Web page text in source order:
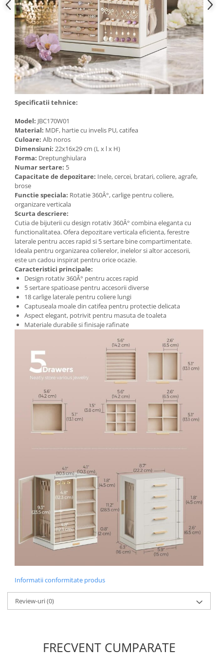
Cosuri de gunoi
Suporturi si accesorii de bucatarie
Living & hol
Comode
Mese cafea si decorative
Rafturi si biblioteci
Tabureti si fotolii
Mobila hol
Cuiere
Pantofare
Decoratiuni
Plante artificiale
Riflaje
Suporturi flori si ghivece
Pet Shop
Culcusuri pentru animale
Custi, cotete si tarcuri
Electronice & Iluminat
Iluminat
Radio cu ceas & portabile
Mobila dormitor
Dulapuri dormitor
Mese toaleta si oglinzi
Noptiere
Birouri
Scaune birou
Fotolii pentru copii
Specificatii tehnice:
Model: JBC170W01
Material: MDF, hartie cu invelis PU, catifea
Culoare: Alb noros
Dimensiuni: 22x16x29 cm (L x l x H)
Forma: Dreptunghiulara
Numar sertare: 5
Capacitate de depozitare: Inele, cercei, bratari, coliere, agrafe,
brose
Functie speciala: Rotatie 360Â°, carlige pentru coliere,
organizare verticala
Scurta descriere:
Cutia de bijuterii cu design rotativ 360Â° combina eleganta cu
functionalitatea. Ofera depozitare verticala eficienta, ferestre
laterale pentru acces rapid si 5 sertare bine compartimentate.
Ideala pentru organizarea colierelor, inelelor si altor accesorii,
este un cadou inspirat pentru orice ocazie.
Caracteristici principale:
Design rotativ 360Â° pentru acces rapid
5 sertare spatioase pentru accesorii diverse
18 carlige laterale pentru coliere lungi
Captuseala moale din catifea pentru protectie delicata
Aspect elegant, potrivit pentru masuta de toaleta
Materiale durabile si finisaje rafinate
Informatii conformitate produs
Review-uri(0)
FRECVENT CUMPARATE